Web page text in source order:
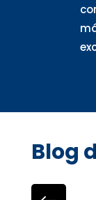
Blog